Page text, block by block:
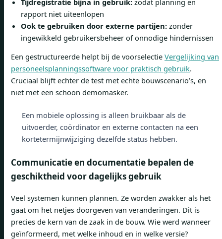
rapport niet uiteenlopen
Ook te gebruiken door externe partijen: zonder
ingewikkeld gebruikersbeheer of onnodige hindernissen
Een gestructureerde helpt bij de voorselectie Vergelijking van
personeelsplanningssoftware voor praktisch gebruik.
Cruciaal blijft echter de test met echte bouwscenario’s, en
niet met een schoon demomasker.
Een mobiele oplossing is alleen bruikbaar als de
uitvoerder, coördinator en externe contacten na een
kortetermijnwijziging dezelfde status hebben.
Communicatie en documentatie bepalen de
geschiktheid voor dagelijks gebruik
Veel systemen kunnen plannen. Ze worden zwakker als het
gaat om het netjes doorgeven van veranderingen. Dit is
precies de kern van de zaak in de bouw. Wie werd wanneer
geïnformeerd, met welke inhoud en in welke versie?